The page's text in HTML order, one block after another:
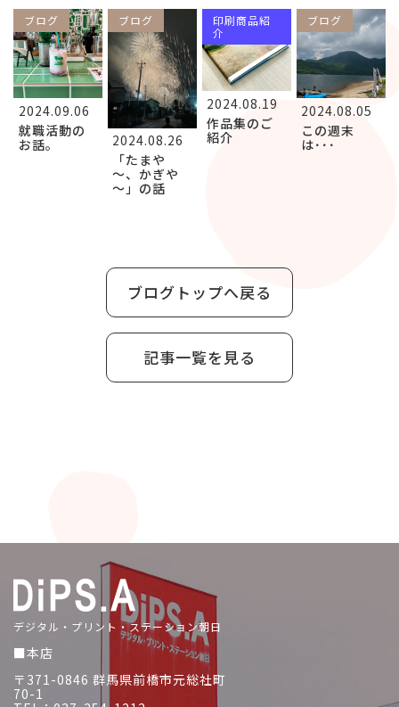
ブログ
2024.09.06
就職活動の
お話。
ブログ
2024.08.26
「たまや
～、かぎや
～」の話
印刷商品紹
介
2024.08.19
作品集のご
紹介
ブログ
2024.08.05
この週末
は･･･
ブログトップへ戻る
記事一覧を見る
デジタル・プリント・ステーション朝日
■本店
〒371-0846 群馬県前橋市元総社町
70-1